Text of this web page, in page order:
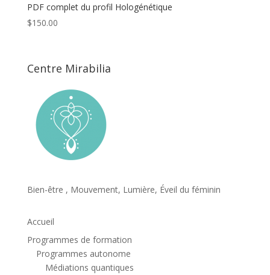
PDF complet du profil Hologénétique
$150.00
Centre Mirabilia
Bien-être , Mouvement, Lumière, Éveil du féminin
Accueil
Programmes de formation
Programmes autonome
Médiations quantiques